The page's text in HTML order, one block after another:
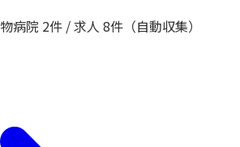
病院 2件 / 求人 8件（自動収集）